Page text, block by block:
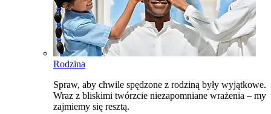
Rodzina
Spraw, aby chwile spędzone z rodziną były wyjątkowe.
Wraz z bliskimi twórzcie niezapomniane wrażenia – my
zajmiemy się resztą.